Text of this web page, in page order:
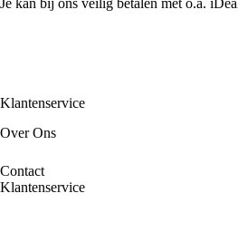
Je kan bij ons veilig betalen met o.a.
Klantenservice
Over Ons
Contact
Klantenservice